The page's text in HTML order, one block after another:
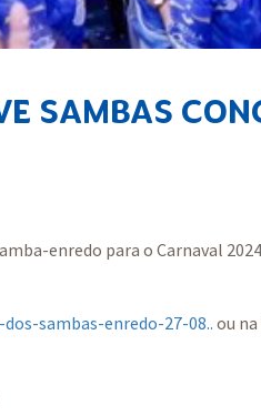
SAMBAS
enredo para o Carnaval
sambas-enredo-27-08.. ou